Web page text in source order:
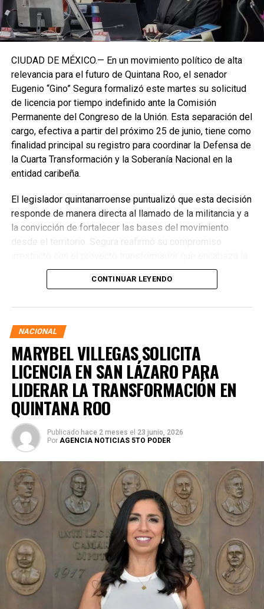
CIUDAD DE MÉXICO.— En un movimiento político de alta
relevancia para el futuro de Quintana Roo, el senador
Eugenio “Gino” Segura formalizó este martes su solicitud
de licencia por tiempo indefinido ante la Comisión
Permanente del Congreso de la Unión. Esta separación del
cargo, efectiva a partir del próximo 25 de junio, tiene como
finalidad principal su registro para coordinar la Defensa de
la Cuarta Transformación y la Soberanía Nacional en la
entidad caribeña.
El legislador quintanarroense puntualizó que esta decisión
responde de manera directa al llamado de la militancia y a
la convicción de fortalecer las bases del movimiento
desde el territorio. Segura reafirmó su compromiso
presidenta de la República, Claudia Sheinbaum Pardo,
asegurando que la consolidación del bienestar social
Durante su encargo en la Cámara Alta, Gino Segura centró
su agenda legislativa en iniciativas orientadas a
robustecer el desarrollo económico, la sustentabilidad
turística y la equidad social. Sin embargo, enfatizó que la
coyuntura actual exige priorizar la organización comunitaria
para asegurar la continuidad del proyecto político en la
región sureste del país.
CONTINUAR LEYENDO
NACIONAL
MARYBEL VILLEGAS SOLICITA
LICENCIA EN SAN LÁZARO PARA
LIDERAR LA TRANSFORMACIÓN EN
QUINTANA ROO
Publicado hace 2 meses el 23 junio, 2026
Por AGENCIA NOTICIAS 5TO PODER